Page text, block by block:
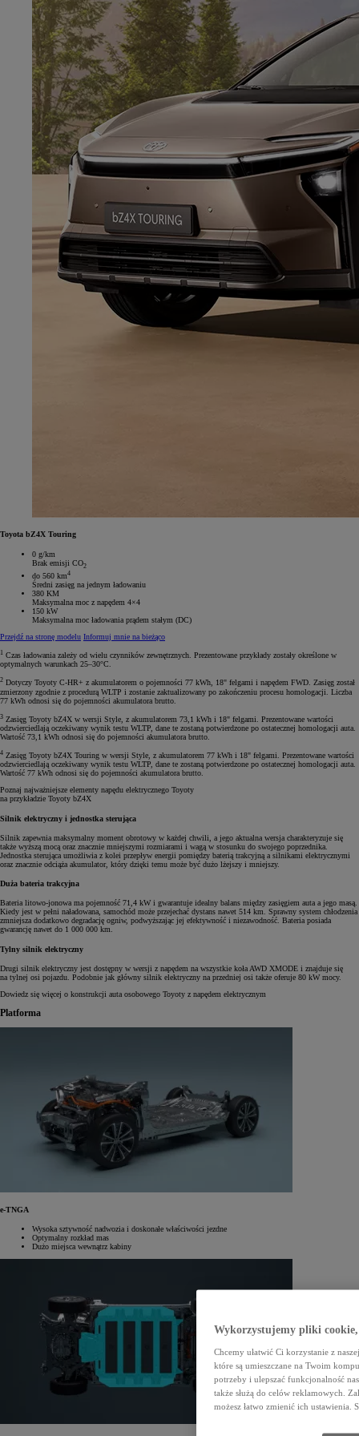
Toyota bZ4X Touring
0 g/km
Brak emisji CO2
do 560 km4
Średni zasięg na jednym ładowaniu
380 KM
Maksymalna moc z napędem 4×4
150 kW
Maksymalna moc ładowania prądem stałym (DC)
Przejdź na stronę modelu Informuj mnie na bieżąco
1 Czas ładowania zależy od wielu czynników zewnętrznych. Prezentowane przykłady zostały określone w
optymalnych warunkach 25–30°C.
2 Dotyczy Toyoty C-HR+ z akumulatorem o pojemności 77 kWh, 18" felgami i napędem FWD. Zasięg został
zmierzony zgodnie z procedurą WLTP i zostanie zaktualizowany po zakończeniu procesu homologacji. Liczba
77 kWh odnosi się do pojemności akumulatora brutto.
3 Zasięg Toyoty bZ4X w wersji Style, z akumulatorem 73,1 kWh i 18" felgami. Prezentowane wartości
odzwierciedlają oczekiwany wynik testu WLTP, dane te zostaną potwierdzone po ostatecznej homologacji auta.
Wartość 73,1 kWh odnosi się do pojemności akumulatora brutto.
4 Zasięg Toyoty bZ4X Touring w wersji Style, z akumulatorem 77 kWh i 18" felgami. Prezentowane wartości
odzwierciedlają oczekiwany wynik testu WLTP, dane te zostaną potwierdzone po ostatecznej homologacji auta.
Wartość 77 kWh odnosi się do pojemności akumulatora brutto.
Poznaj najważniejsze elementy napędu elektrycznego Toyoty
na przykładzie Toyoty bZ4X
Silnik elektryczny i jednostka sterująca
Silnik zapewnia maksymalny moment obrotowy w każdej chwili, a jego aktualna wersja charakteryzuje się
także wyższą mocą oraz znacznie mniejszymi rozmiarami i wagą w stosunku do swojego poprzednika.
Jednostka sterująca umożliwia z kolei przepływ energii pomiędzy baterią trakcyjną a silnikami elektrycznymi
oraz znacznie odciąża akumulator, który dzięki temu może być dużo lżejszy i mniejszy.
Duża bateria trakcyjna
Bateria litowo-jonowa ma pojemność 71,4 kW i gwarantuje idealny balans między zasięgiem auta a jego masą.
Kiedy jest w pełni naładowana, samochód może przejechać dystans nawet 514 km. Sprawny system chłodzenia
zmniejsza dodatkowo degradację ogniw, podwyższając jej efektywność i niezawodność. Bateria posiada
gwarancję nawet do 1 000 000 km.
Tylny silnik elektryczny
Drugi silnik elektryczny jest dostępny w wersji z napędem na wszystkie koła AWD XMODE i znajduje się
na tylnej osi pojazdu. Podobnie jak główny silnik elektryczny na przedniej osi także oferuje 80 kW mocy.
Dowiedz się więcej o konstrukcji auta osobowego Toyoty z napędem elektrycznym
Platforma
e-TNGA
Wysoka sztywność nadwozia i doskonałe właściwości jezdne
Optymalny rozkład mas
Dużo miejsca wewnątrz kabiny
Wykorzystujemy pliki
Chcemy ułatwić Ci korzystanie z
które są umieszczane na Twoim
potrzeby i ulepszać funkcjonalność
także służą do celów reklamowych.
możesz łatwo zmienić ich ustawienia.